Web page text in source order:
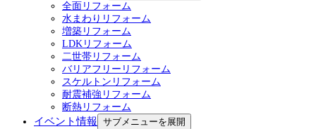
全面リフォーム
水まわりリフォーム
増築リフォーム
LDKリフォーム
二世帯リフォーム
バリアフリーリフォーム
スケルトンリフォーム
耐震補強リフォーム
断熱リフォーム
イベント情報 サブメニューを展開